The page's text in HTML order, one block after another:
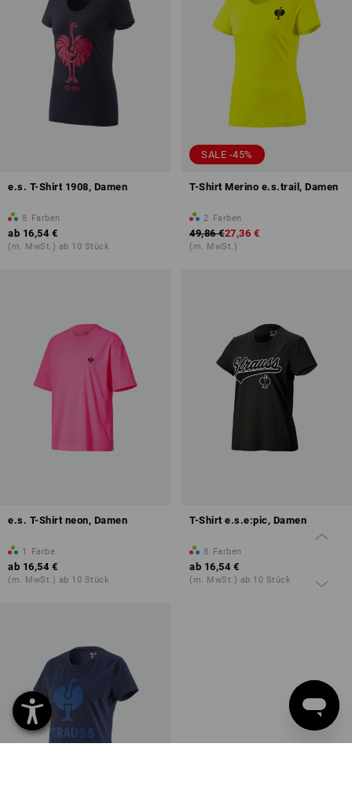
e.s. T-Shirt 1908, Damen
8 Farben
ab 16,54 €
(m. MwSt.) ab 10 Stück
SALE -45%
T-Shirt Merino e.s.trail, Damen
2 Farben
49,86 €27,36 €
(m. MwSt.)
e.s. T-Shirt neon, Damen
1 Farbe
ab 16,54 €
(m. MwSt.) ab 10 Stück
T-Shirt e.s.e:pic, Damen
8 Farben
ab 16,54 €
(m. MwSt.) ab 10 Stück